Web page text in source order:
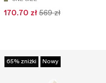
170.70 zł 569 zł
65% zniżki Nowy